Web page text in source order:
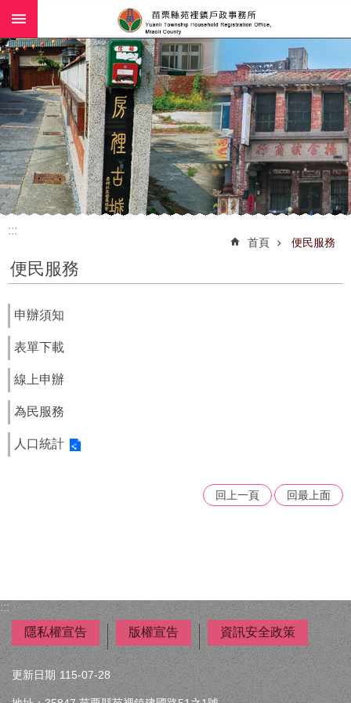
跳到主要內容區塊
:::
首頁 便民服務
便民服務
申辦須知
表單下載
線上申辦
為民服務
人口統計
回上一頁 回最上面
:::
隱私權宣告
版權宣告 資訊安全政策
更新日期 115-07-28